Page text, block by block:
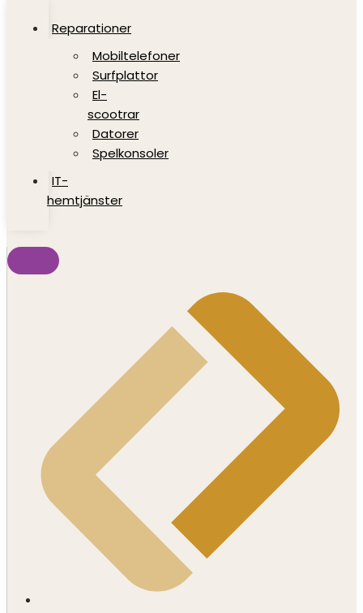
Reparationer
Mobiltelefoner
Surfplattor
El-
scootrar
Datorer
Spelkonsoler
IT-
hemtjänster